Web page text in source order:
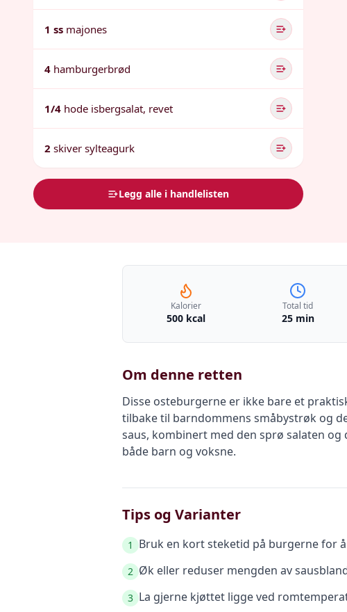
1 ss majones
4 hamburgerbrød
1/4 hode isbergsalat, revet
2 skiver sylteagurk
Legg alle i handlelisten
Kalorier
500 kcal
Total tid
25 min
Om denne retten
Disse osteburgerne er ikke bare et
tilbake til barndommens småbystrøk og
saus, kombinert med den sprø salaten
både barn og voksne.
Tips og Varianter
1 Bruk en kort steketid på burgerne for
2 Øk eller reduser mengden av
3 La gjerne kjøttet ligge ved